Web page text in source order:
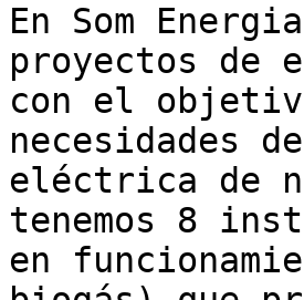
En Som
proyectos de
con el
necesidades
eléctrica de
tenemos 8
en